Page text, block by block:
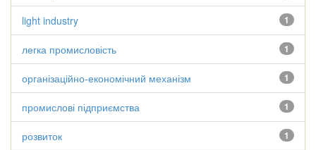
1
light industry
1
легка промисловість
1
організаційно-економічний механізм
1
промислові підприємства
1
розвиток